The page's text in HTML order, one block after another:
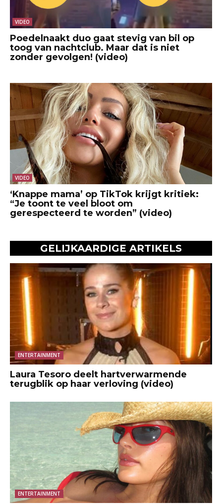
VIDEO
Poedelnaakt duo gaat stevig van bil op
toog van nachtclub. Maar dat is niet
zonder gevolgen! (video)
VIDEO
‘Knappe mama’ op TikTok krijgt kritiek:
“Je toont te veel bloot om
gerespecteerd te worden” (video)
GELIJKAARDIGE ARTIKELS
ENTERTAINMENT
Laura Tesoro deelt hartverwarmende
terugblik op haar verloving (video)
ENTERTAINMENT